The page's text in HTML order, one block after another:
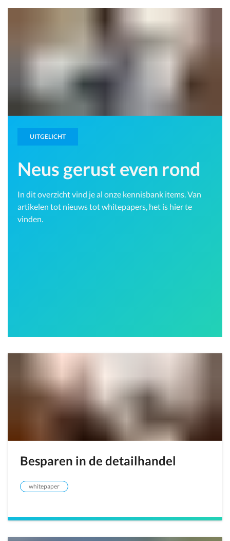
UITGELICHT
Neus gerust even rond
In dit overzicht vind je al onze kennisbank items. Van
artikelen tot nieuws tot whitepapers, het is hier te
vinden.
Besparen in de detailhandel
whitepaper